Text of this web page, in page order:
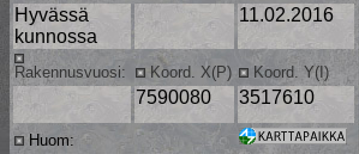
Hyvässä
kunnossa
11.02.2016
Rakennusvuosi: Koord. X(P) Koord. Y(I)
7590080 3517610
Huom: